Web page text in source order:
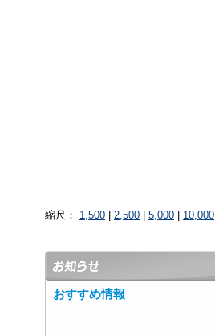
縮尺： 1,500 2,500 5,000 10,000
おすすめ情報